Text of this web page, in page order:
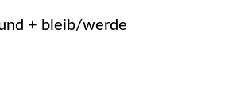
+ bleib/werde